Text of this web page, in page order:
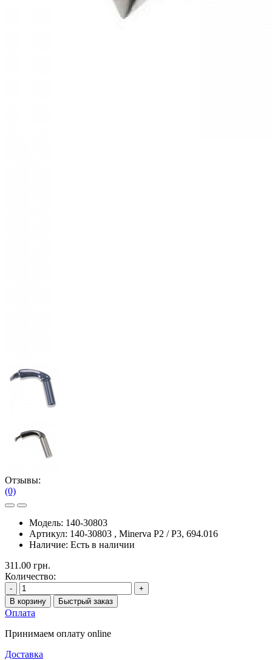
Отзывы:
(0)
Модель: 140-30803
Артикул: 140-30803 , Minerva P2 / P3, 694.016
Наличие: Есть в наличии
311.00 грн.
Количество:
-
+
В корзину
Быстрый заказ
Оплата
Принимаем оплату online
Доставка